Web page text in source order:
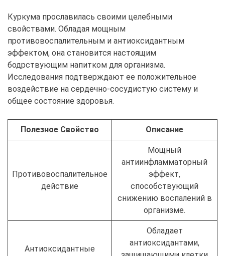
Куркума прославилась своими целебными
свойствами. Обладая мощным
противовоспалительным и антиоксидантным
эффектом, она становится настоящим
бодрствующим напитком для организма.
Исследования подтверждают ее положительное
воздействие на сердечно-сосудистую систему и
общее состояние здоровья.
Полезное Свойство Описание
Противовоспалительное
действие
Мощный
антиинфламматорный
эффект,
способствующий
снижению воспалений в
организме.
Антиоксидантные
Обладает
антиоксидантами,